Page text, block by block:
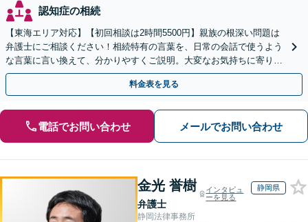
認知症の相続
【東海エリア対応】【初回相談は2時間5500円】親族の根深い問題は
弁護士にご相談ください！相続特有の言葉を、日常の会話で使うよう
な言葉に言い換えて、分かりやすくご説明。大変なお気持ちに寄り添
い、納得できる解決を目指します
料金表を見る
電話でお問い合わせ メールでお問い合わせ
金光 誉樹
弁護士
インタビュ
ーを見る
静岡県
静岡法律事務所